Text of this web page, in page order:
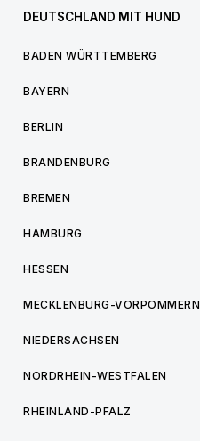
DEUTSCHLAND MIT HUND
BADEN WÜRTTEMBERG
BAYERN
BERLIN
BRANDENBURG
BREMEN
HAMBURG
HESSEN
MECKLENBURG-VORPOMMERN
NIEDERSACHSEN
NORDRHEIN-WESTFALEN
RHEINLAND-PFALZ